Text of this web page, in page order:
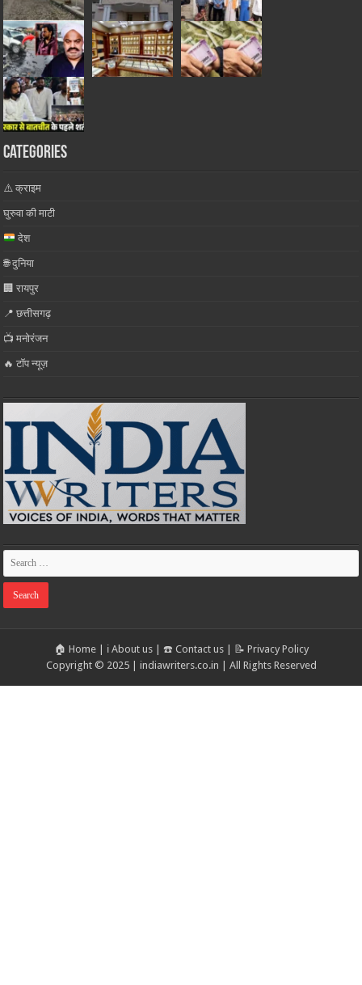
Categories
⚠️ क्राइम
घुरुवा की माटी
देश
🌐 दुनिया
🏢 रायपुर
📍 छत्तीसगढ़
📺 मनोरंजन
🔥 टॉप न्यूज़
🏠 Home| ℹ️ About us| ☎️ Contact us| 📝 Privacy Policy
Copyright © 2025 | indiawriters.co.in | All Rights Reserved